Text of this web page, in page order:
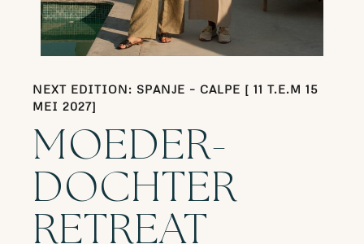
NEXT EDITION: SPANJE – CALPE [ 11 T.E.M 15
MEI 2027]
MOEDER-
DOCHTER
RETREAT